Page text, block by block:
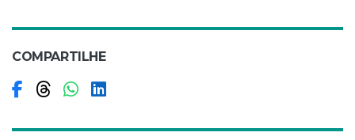
COMPARTILHE
Compartilhar no Facebook
Compartilhar no Threads
Compartilhar no WhatsApp
Compartilhar no LinkedIn